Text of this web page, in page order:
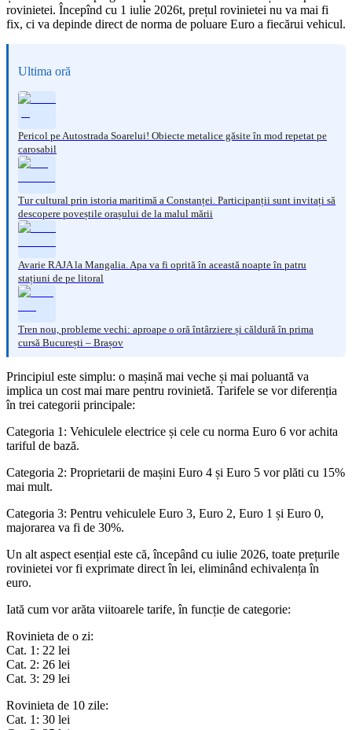
rovinietei. Începînd cu 1 iulie 2026t, prețul rovinietei nu va mai fi
fix, ci va depinde direct de norma de poluare Euro a fiecărui vehicul.
Ultima oră
Pericol pe Autostrada Soarelui! Obiecte metalice găsite în mod repetat pe
carosabil
Tur cultural prin istoria maritimă a Constanței. Participanții sunt invitați să
descopere poveștile orașului de la malul mării
Avarie RAJA la Mangalia. Apa va fi oprită în această noapte în patru
stațiuni de pe litoral
Tren nou, probleme vechi: aproape o oră întârziere și căldură în prima
cursă București – Brașov
Principiul este simplu: o mașină mai veche și mai poluantă va
implica un cost mai mare pentru rovinietă. Tarifele se vor diferenția
în trei categorii principale:
Categoria 1: Vehiculele electrice și cele cu norma Euro 6 vor achita
tariful de bază.
Categoria 2: Proprietarii de mașini Euro 4 și Euro 5 vor plăti cu 15%
mai mult.
Categoria 3: Pentru vehiculele Euro 3, Euro 2, Euro 1 și Euro 0,
majorarea va fi de 30%.
Un alt aspect esențial este că, începând cu iulie 2026, toate prețurile
rovinietei vor fi exprimate direct în lei, eliminând echivalența în
euro.
Iată cum vor arăta viitoarele tarife, în funcție de categorie:
Rovinieta de o zi:
Cat. 1: 22 lei
Cat. 2: 26 lei
Cat. 3: 29 lei
Rovinieta de 10 zile:
Cat. 1: 30 lei